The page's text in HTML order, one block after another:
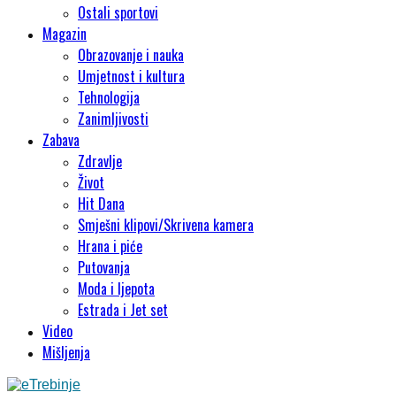
Ostali sportovi
Magazin
Obrazovanje i nauka
Umjetnost i kultura
Tehnologija
Zanimljivosti
Zabava
Zdravlje
Život
Hit Dana
Smješni klipovi/Skrivena kamera
Hrana i piće
Putovanja
Moda i ljepota
Estrada i Jet set
Video
Mišljenja